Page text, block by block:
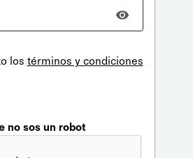
los términos y condiciones
no sos un robot